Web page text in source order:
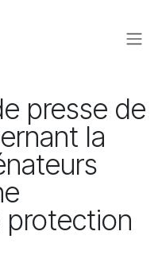
presse de
la
protection